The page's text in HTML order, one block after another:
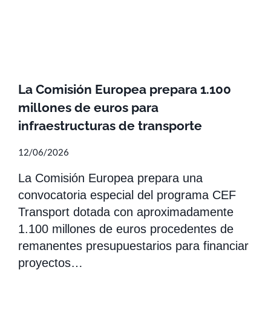
La Comisión Europea prepara 1.100
millones de euros para
infraestructuras de transporte
12/06/2026
La Comisión Europea prepara una
convocatoria especial del programa CEF
Transport dotada con aproximadamente
1.100 millones de euros procedentes de
remanentes presupuestarios para financiar
proyectos…